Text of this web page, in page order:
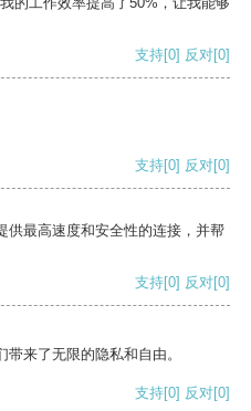
支持[0] 反对[0]
支持[0] 反对[0]
供最高速度和安全性的连接，并帮
支持[0] 反对[0]
来了无限的隐私和自由。
支持[0] 反对[0]